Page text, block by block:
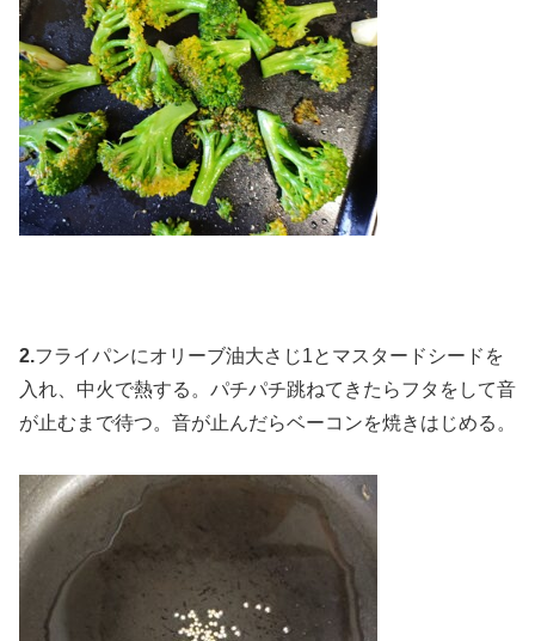
2.フライパンにオリーブ油大さじ1とマスタードシードを
入れ、中火で熱する。パチパチ跳ねてきたらフタをして音
が止むまで待つ。音が止んだらベーコンを焼きはじめる。